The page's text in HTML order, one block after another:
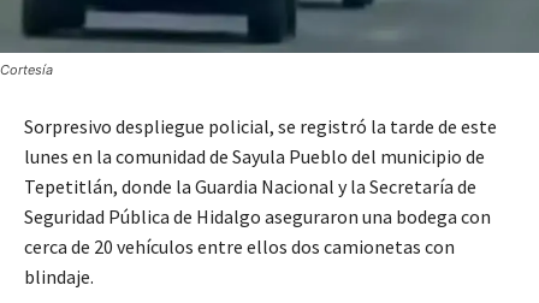
Cortesía
Sorpresivo despliegue policial, se registró la tarde de este
lunes en la comunidad de Sayula Pueblo del municipio de
Tepetitlán, donde la Guardia Nacional y la Secretaría de
Seguridad Pública de Hidalgo aseguraron una bodega con
cerca de 20 vehículos entre ellos dos camionetas con
blindaje.